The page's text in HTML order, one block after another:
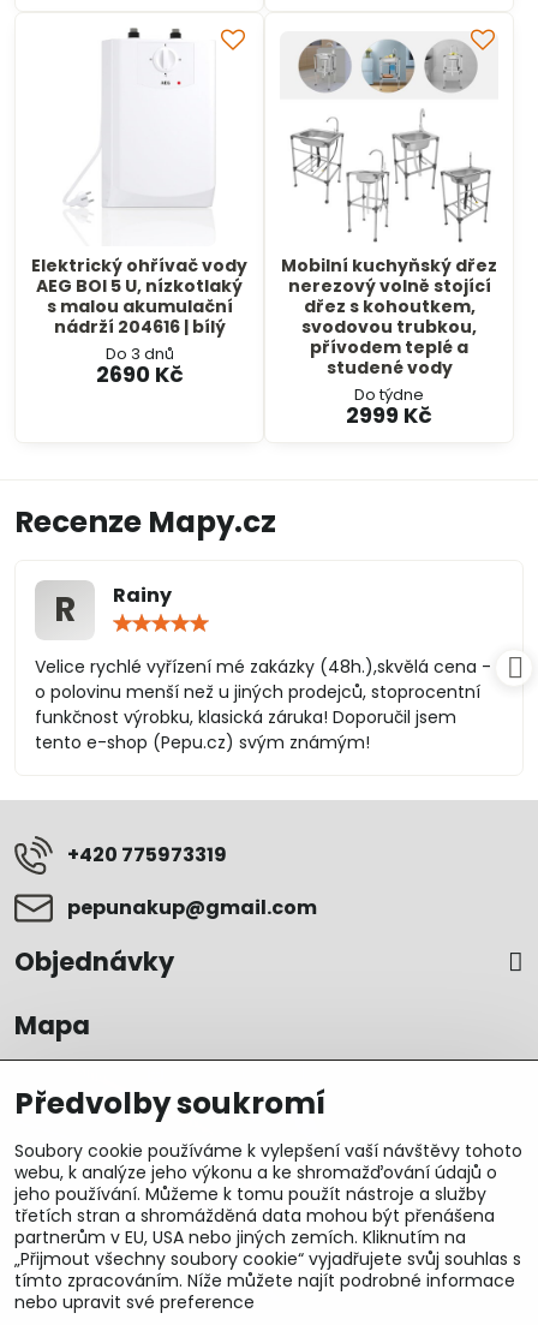
Elektrický ohřívač vody
AEG BOI 5 U, nízkotlaký
s malou akumulační
nádrží 204616 | bílý
Do 3 dnů
2690 Kč
Mobilní kuchyňský dřez
nerezový volně stojící
dřez s kohoutkem,
svodovou trubkou,
přívodem teplé a
studené vody
Do týdne
2999 Kč
Recenze Mapy.cz
R Rainy
/
5
Velice rychlé vyřízení mé zakázky (48h.),skvělá cena -
o polovinu menší než u jiných prodejců, stoprocentní
funkčnost výrobku, klasická záruka! Doporučil jsem
tento e-shop (Pepu.cz) svým známým!
+420 775973319
pepunakup​@gmail​.com
Objednávky
Mapa
Předvolby soukromí
Soubory cookie používáme k vylepšení vaší návštěvy tohoto
webu, k analýze jeho výkonu a ke shromažďování údajů o
jeho používání. Můžeme k tomu použít nástroje a služby
třetích stran a shromážděná data mohou být přenášena
partnerům v EU, USA nebo jiných zemích. Kliknutím na
„Přijmout všechny soubory cookie“ vyjadřujete svůj souhlas s
tímto zpracováním. Níže můžete najít podrobné informace
nebo upravit své preference